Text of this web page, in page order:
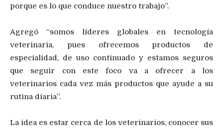
porque es lo que conduce nuestro trabajo”.
Agregó “somos líderes globales en tecnología
veterinaria, pues ofrecemos productos de
especialidad, de uso continuado y estamos seguros
que seguir con este foco va a ofrecer a los
veterinarios cada vez más productos que ayude a su
rutina diaria”.
La idea es estar cerca de los veterinarios, conocer sus